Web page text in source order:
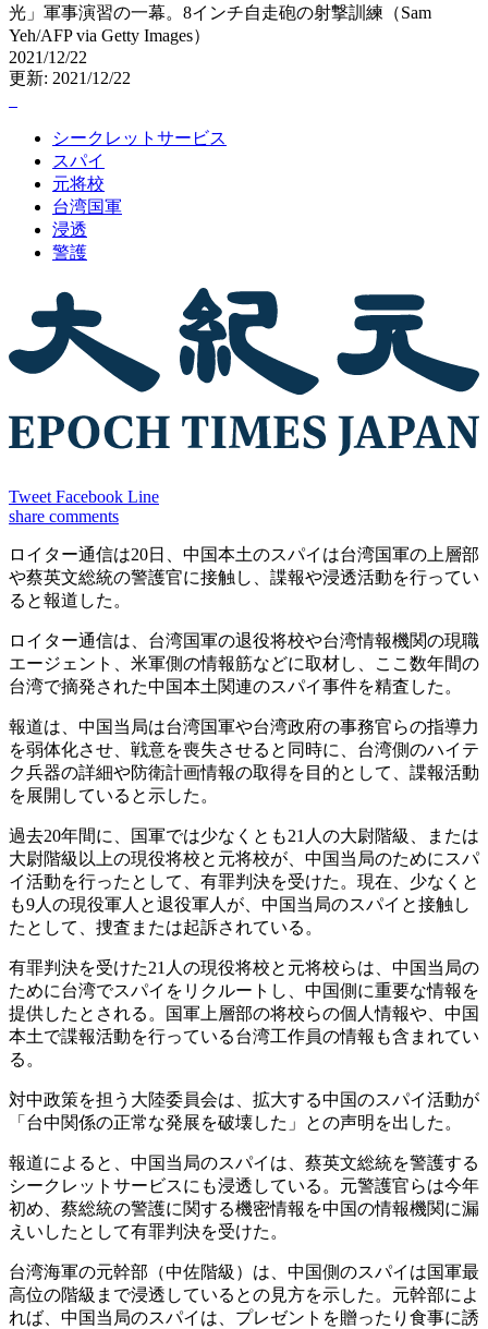
光」軍事演習の一幕。8インチ自走砲の射撃訓練（Sam
Yeh/AFP via Getty Images）
2021/12/22
更新: 2021/12/22
シークレットサービス
スパイ
元将校
台湾国軍
浸透
警護
Tweet Facebook Line
share comments
ロイター通信は20日、中国本土のスパイは台湾国軍の上層部
や蔡英文総統の警護官に接触し、諜報や浸透活動を行ってい
ると報道した。
ロイター通信は、台湾国軍の退役将校や台湾情報機関の現職
エージェント、米軍側の情報筋などに取材し、ここ数年間の
台湾で摘発された中国本土関連のスパイ事件を精査した。
報道は、中国当局は台湾国軍や台湾政府の事務官らの指導力
を弱体化させ、戦意を喪失させると同時に、台湾側のハイテ
ク兵器の詳細や防衛計画情報の取得を目的として、諜報活動
を展開していると示した。
過去20年間に、国軍では少なくとも21人の大尉階級、または
大尉階級以上の現役将校と元将校が、中国当局のためにスパ
イ活動を行ったとして、有罪判決を受けた。現在、少なくと
も9人の現役軍人と退役軍人が、中国当局のスパイと接触し
たとして、捜査または起訴されている。
有罪判決を受けた21人の現役将校と元将校らは、中国当局の
ために台湾でスパイをリクルートし、中国側に重要な情報を
提供したとされる。国軍上層部の将校らの個人情報や、中国
本土で諜報活動を行っている台湾工作員の情報も含まれてい
る。
対中政策を担う大陸委員会は、拡大する中国のスパイ活動が
「台中関係の正常な発展を破壊した」との声明を出した。
報道によると、中国当局のスパイは、蔡英文総統を警護する
シークレットサービスにも浸透している。元警護官らは今年
初め、蔡総統の警護に関する機密情報を中国の情報機関に漏
えいしたとして有罪判決を受けた。
台湾海軍の元幹部（中佐階級）は、中国側のスパイは国軍最
高位の階級まで浸透しているとの見方を示した。元幹部によ
れば、中国当局のスパイは、プレゼントを贈ったり食事に誘